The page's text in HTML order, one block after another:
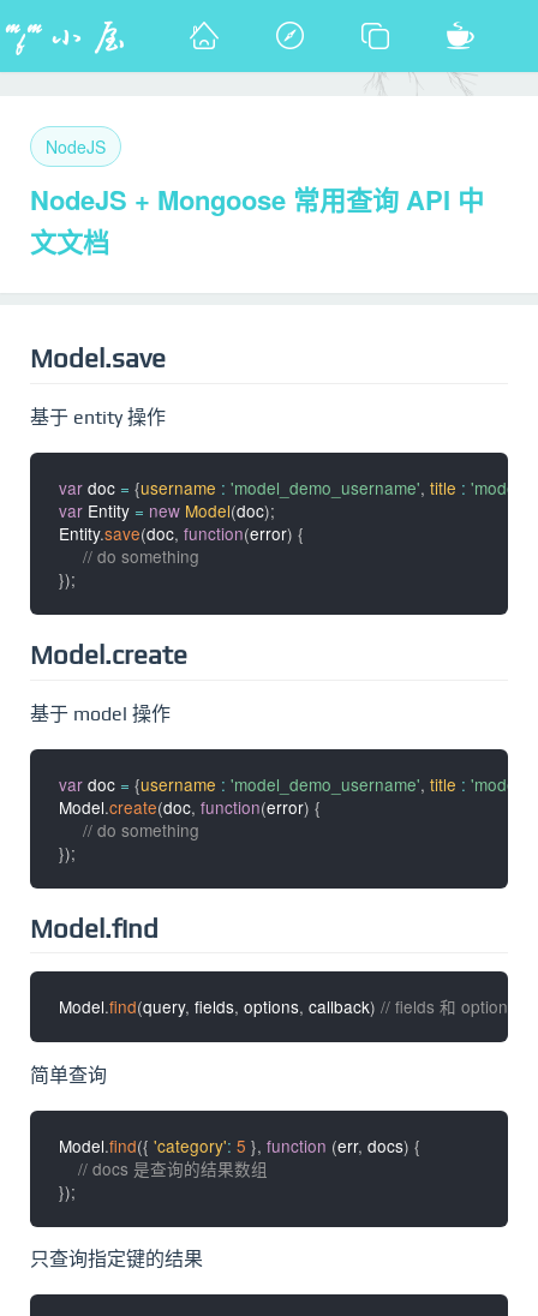
NodeJS
NodeJS + Mongoose 常用查询 API 中
文文档
Model.save
基于 entity 操作
var doc = {username : 'model_demo_username', title :
var Entity = new Model(doc);
Entity.save(doc, function(error) {
// do something
});
Model.create
基于 model 操作
var doc = {username : 'model_demo_username', title :
Model.create(doc, function(error) {
// do something
});
Model.find
Model.find(query, fields, options, callback) // fields 和 options
简单查询
Model.find({ 'category': 5 }, function (err, docs) {
// docs 是查询的结果数组
});
只查询指定键的结果